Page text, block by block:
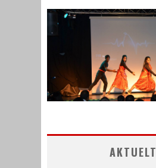
AKTUELT